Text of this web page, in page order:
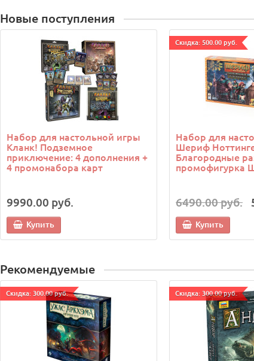
Новые поступления
Набор для настольной игры
Кланк! Подземное
приключение: 4 дополнения +
4 промонабора карт
9990.00 руб.
Купить
Cкидка: 500.00 руб.
Набор для
Шериф
Благородные
промофигурка
6490.00 руб.
Купить
Рекомендуемые
Cкидка: 300.00 руб. Cкидка: 300.00 руб.